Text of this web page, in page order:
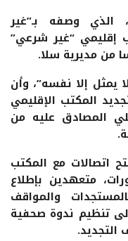
الذي وصفه بـ”غير
إقليمي “غير شرعي”
من مديرية سلا.
يمثل إلا نفسه”، وأن
المكتب الإقليمي
المصادق عليه من
اتصالات مع المكتب
متعهدين بإطلاع
والمواقف
إلى تنظيم ندوة صحفية